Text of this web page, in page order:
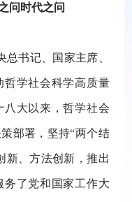
问时代之问
书记、国家主席、
哲学社会科学高质量
八大以来，哲学社会
部署，坚持“两个结
新、方法创新，推出
务了党和国家工作大